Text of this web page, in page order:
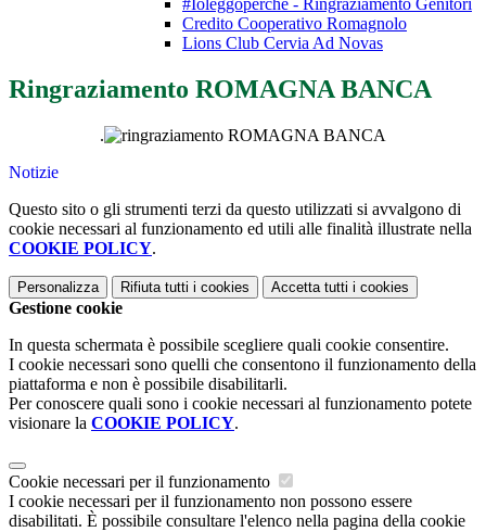
#Ioleggoperchè - Ringraziamento Genitori
Credito Cooperativo Romagnolo
Lions Club Cervia Ad Novas
Ringraziamento ROMAGNA BANCA
.
Notizie
Questo sito o gli strumenti terzi da questo utilizzati si avvalgono di
cookie necessari al funzionamento ed utili alle finalità illustrate nella
COOKIE POLICY.
Personalizza Rifiuta tutti i cookies Accetta tutti i cookies
Gestione cookie
In questa schermata è possibile scegliere quali cookie consentire.
I cookie necessari sono quelli che consentono il funzionamento della
piattaforma e non è possibile disabilitarli.
Per conoscere quali sono i cookie necessari al funzionamento potete
visionare la COOKIE POLICY.
Cookie necessari per il funzionamento
I cookie necessari per il funzionamento non possono essere
disabilitati. È possibile consultare l'elenco nella pagina della cookie